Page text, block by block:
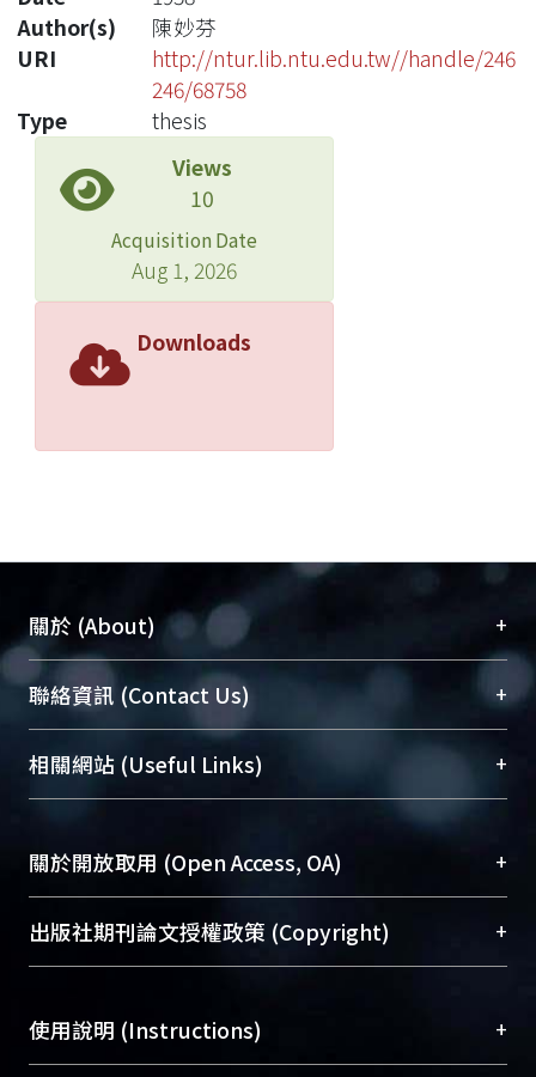
Author(s)
陳妙芬
URI
http://ntur.lib.ntu.edu.tw//handle/246
246/68758
Type
thesis
Views
10
Acquisition Date
Aug 1, 2026
Downloads
關於 (About) +
臺大位居世界頂尖大學之列，為永久珍藏及向國際
展現本校豐碩的研究成果及學術能量，圖書館整合
機構典藏（NTUR）與學術庫（AH）不同功能平
台，成為臺大學術典藏NTU scholars。期能整合研
究能量、促進交流合作、保存學術產出、推廣研究
成果。
To permanently archive and promote researcher
profiles and scholarly works, Library integrates the
services of “NTU Repository” with “Academic
聯絡資訊 (Contact Us) +
總館學科館員(Main Library)
醫學圖書館學科館員(Medical Library)
(Social
Sciences Library)
相關網站 (Useful Links) +
關於開放取用 (Open Access, OA) +
開放取用是從使用者角度提升資訊取用性的社會運
動，應用在學術研究上是透過將研究著作公開供使
用逐年攀升。同時可加速研究發展、提升研究影響
出版社期刊論文授權政策 (Copyright) +
含部分內容的版權非匯入者所有，或由第三方贊
助與合作完成，請確認該版權所有者及第三方同
使用說明 (Instructions) +